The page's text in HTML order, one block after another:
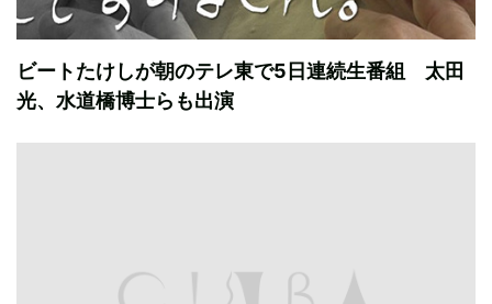
ビートたけしが朝のテレ東で5日連続生番組 太田
光、水道橋博士らも出演